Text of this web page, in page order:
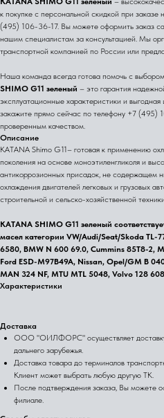
к покупке с персональной скидкой при
(495) 106-36-17. Вы можете оформить заказ
нашим специалистам за консультацией. Мы
транспортной компанией по России или
Наша команда всегда готова помочь с
SHIMO G11 зеленый – это гарантия
эксплуатационные характеристики и
закажите прямо сейчас по телефону +7 (495)
проверенным качеством.
Описание
KATANA Shimo G11– готовая к применению
поколения на основе моноэтиленгликоля и
антикоррозионных присадок, не содержащем
охлаждения двигателей легковых и грузовых
строительной и сельско-хозяйственной
KATANA SHIMO G11 зеленый
масел категории VW/Audi/Seat/Skoda TL-
6580, BMW N 600 69.0, Cummins 85T8-2,
Ford ESD-M97B49A, Nissan, Opel/GM B
MAN 324 NF, MTU MTL 5048, Volvo 128
Характеристики
Доставка
ООО "ОИЛФОРС" осуществляет доставку
дальнего зарубежья.
Доставка товара до терминалов
Клиент может выбрать любую другую ТК.
После подтверждения заказа, Вы можете
филиале.